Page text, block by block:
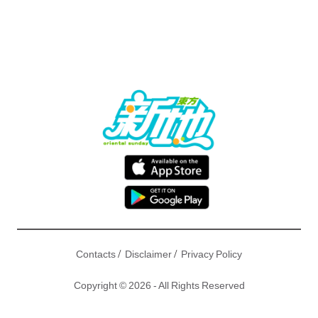
Contacts/ Disclaimer/ Privacy Policy
Copyright © 2026 - All Rights Reserved